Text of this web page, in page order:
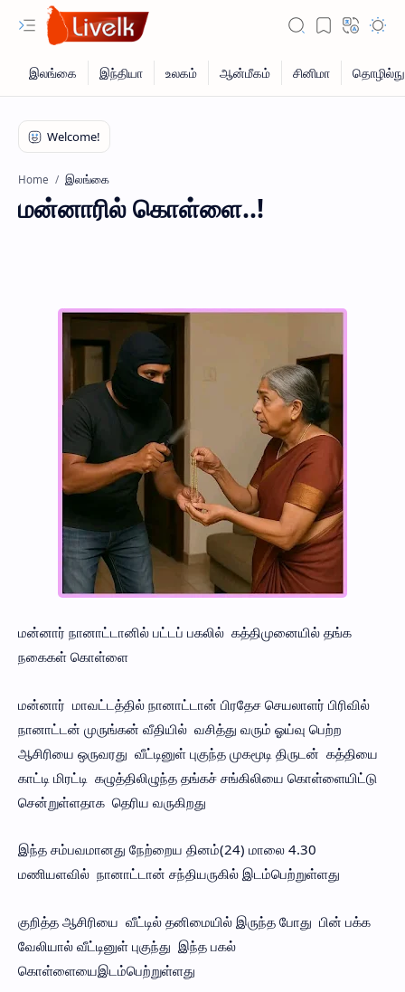
Home இலங்கை
மன்னாரில் கொள்ளை..!
மன்னார் நானாட்டானில் பட்டப் பகலில் கத்திமுனையில் தங்க
நகைகள் கொள்ளை
மன்னார் மாவட்டத்தில் நானாட்டான் பிரதேச செயலாளர் பிரிவில்
நானாட்டன் முருங்கன் வீதியில் வசித்து வரும் ஓய்வு பெற்ற
ஆசிரியை ஒருவரது வீட்டினுள் புகுந்த முகமூடி திருடன் கத்தியை
காட்டி மிரட்டி கழுத்திலிழுந்த தங்கச் சங்கிலியை கொள்ளையிட்டு
சென்றுள்ளதாக தெரிய வருகிறது
இந்த சம்பவமானது நேற்றைய தினம்(24) மாலை 4.30
மணியளவில் நானாட்டான் சந்தியருகில் இடம்பெற்றுள்ளது
குறித்த ஆசிரியை வீட்டில் தனிமையில் இருந்த போது பின் பக்க
வேலியால் வீட்டினுள் புகுந்து இந்த பகல்
கொள்ளையைஇடம்பெற்றுள்ளது